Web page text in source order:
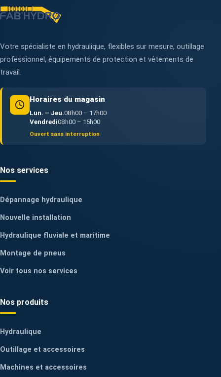
Votre spécialiste en hydraulique, flexibles sur mesure, outillage
professionnel, équipements de protection et vêtements de
travail.
Horaires du magasin
Lun. – Jeu.08h00 – 17h00
Vendredi08h00 – 15h00
Ouvert sans interruption
Nos services
Dépannage hydraulique
Nouvelle installation
Hydraulique fluviale et maritime
Montage de pneus
Voir tous nos services
Nos produits
Hydraulique
Outillage et accessoires
Machines et accessoires